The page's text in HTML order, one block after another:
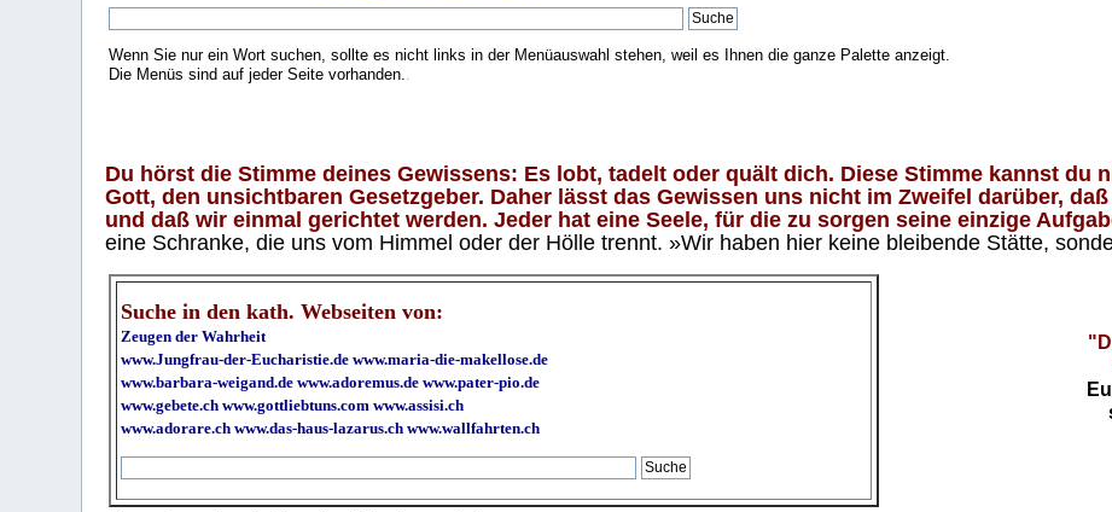
Wenn Sie nur ein Wort suchen, sollte es nicht links in der Menüauswahl stehen, weil es Ihnen die ganze Palette anzeigt.
Die Menüs sind auf jeder Seite vorhanden.
Du hörst die Stimme deines Gewissens: Es lobt, tadelt oder quält dich. Diese Stimme kannst du
Gott, den unsichtbaren Gesetzgeber. Daher lässt das Gewissen uns nicht im Zweifel darüber,
und daß wir einmal gerichtet werden. Jeder hat eine Seele, für die zu sorgen seine einzige
eine Schranke, die uns vom Himmel oder der Hölle trennt. »Wir haben hier keine bleibende Stätte,
Suche in den kath. Webseiten von:
Zeugen der Wahrheit
www.Jungfrau-der-Eucharistie.de www.maria-die-makellose.de
www.barbara-weigand.de www.adoremus.de www.pater-pio.de
www.gebete.ch www.gottliebtuns.com www.assisi.ch
www.adorare.ch www.das-haus-lazarus.ch www.wallfahrten.ch